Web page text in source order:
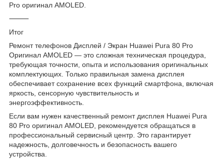
Pro оригинал AMOLED.
⸻
Итог
Ремонт телефонов Дисплей / Экран Huawei Pura 80 Pro
Оригинал AMOLED — это сложная техническая процедура,
требующая точности, опыта и использования оригинальных
комплектующих. Только правильная замена дисплея
обеспечивает сохранение всех функций смартфона, включая
яркость, сенсорную чувствительность и
энергоэффективность.
Если вам нужен качественный ремонт дисплея Huawei Pura
80 Pro оригинал AMOLED, рекомендуется обращаться в
профессиональный сервисный центр. Это гарантирует
надежность, долговечность и безопасность вашего
устройства.